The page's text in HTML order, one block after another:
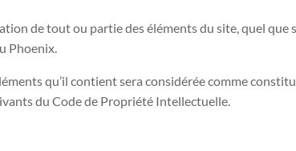
de tout ou partie des éléments du site, quel que
Phoenix.
qu’il contient sera considérée comme
du Code de Propriété Intellectuelle.